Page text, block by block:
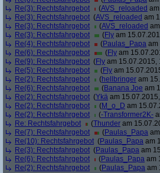
Re(3): Rechtsfahrgebot
(AVS_reloaded
Re(3): Rechtsfahrgebot (AVS_reloaded am
Re(3): Rechtsfahrgebot
(AVS_reloaded
Re(3): Rechtsfahrgebot
(Fly am
Re(4): Rechtsfahrgebot
(Paulas_Papa am
Re(6): Rechtsfahrgebot
(Fly am
Re(9): Rechtsfahrgebot (Fly am 15.07.2015,
Re(5): Rechtsfahrgebot
(Fly am
Re(2): Rechtsfahrgebot
(hellbringer am
Re(6): Rechtsfahrgebot
(Banana Joe am
Re(2): Rechtsfahrgebot (Ykä am
Re(2): Rechtsfahrgebot
(M_o_D am
Re(2): Rechtsfahrgebot
(-Transformer2K-
Re: Rechtsfahrgebot
(Thunder am
Re(7): Rechtsfahrgebot
(Paulas_Papa
Re(10): Rechtsfahrgebot (Paulas_Papa am
Re(3): Rechtsfahrgebot (Paulas_Papa am
Re(6): Rechtsfahrgebot
(Paulas_Papa am
Re(2): Rechtsfahrgebot
(Paulas_Papa am